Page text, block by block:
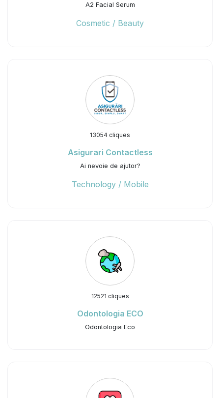
A2 Facial Serum
Cosmetic / Beauty
13054 cliques
Asigurari Contactless
Ai nevoie de ajutor?
Technology / Mobile
12521 cliques
Odontologia ECO
Odontologia Eco